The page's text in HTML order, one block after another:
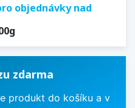
objednávky nad
zdarma
produkt do košíku a v